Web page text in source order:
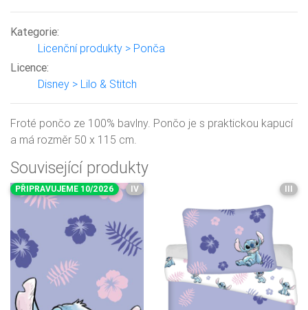
Kategorie:
Licenční produkty > Ponča
Licence:
Disney > Lilo & Stitch
Froté pončo ze 100% bavlny. Pončo je s praktickou kapucí
a má rozměr 50 x 115 cm.
Související produkty
PŘIPRAVUJEME 10/2026 IV III